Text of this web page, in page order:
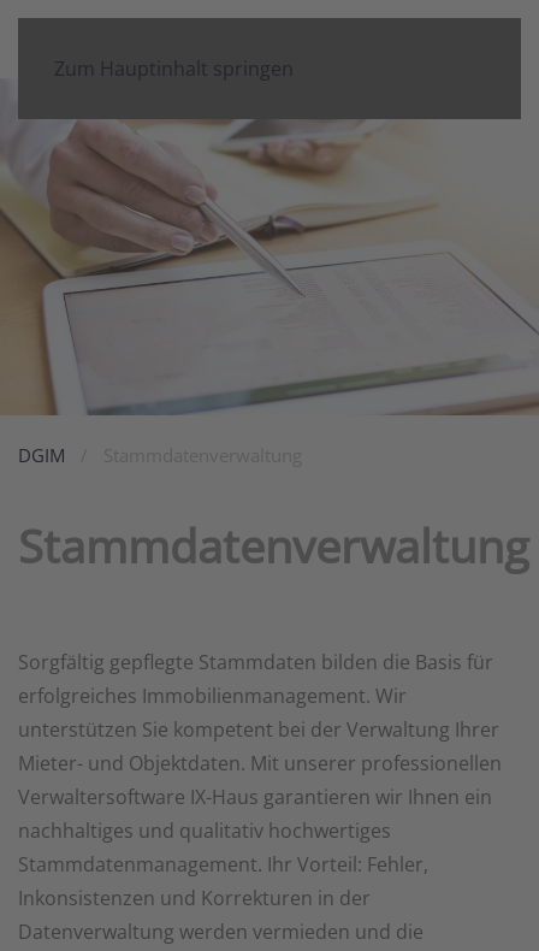
Zum Hauptinhalt springen
DGIM
Stammdatenverwaltung
Sorgfältig gepflegte Stammdaten bilden die Basis für
erfolgreiches Immobilienmanagement. Wir
unterstützen Sie kompetent bei der Verwaltung Ihrer
Mieter- und Objektdaten. Mit unserer professionellen
Verwaltersoftware IX-Haus garantieren wir Ihnen ein
nachhaltiges und qualitativ hochwertiges
Stammdatenmanagement. Ihr Vorteil: Fehler,
Inkonsistenzen und Korrekturen in der
Datenverwaltung werden vermieden und die